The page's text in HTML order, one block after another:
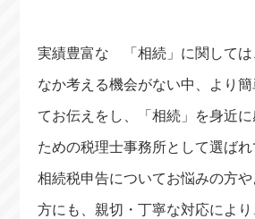
実績豊富な 「相続」に関しては
なか考える機会がない中、より
てお伝えをし、「相続」を身近に
ための税理士事務所として選ばれ
相続税申告についてお悩みの方
方にも、親切・丁寧な対応によ